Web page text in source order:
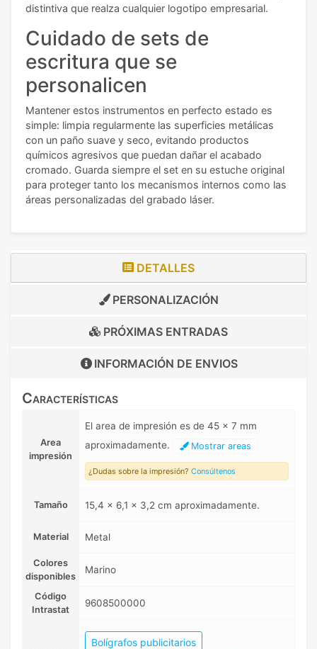
distintiva que realza cualquier logotipo empresarial.
Cuidado de sets de
escritura que se
personalicen
Mantener estos instrumentos en perfecto estado es
simple: limpia regularmente las superficies metálicas
con un paño suave y seco, evitando productos
químicos agresivos que puedan dañar el acabado
cromado. Guarda siempre el set en su estuche original
para proteger tanto los mecanismos internos como las
áreas personalizadas del grabado láser.
DETALLES
PERSONALIZACIÓN
PRÓXIMAS ENTRADAS
INFORMACIÓN DE ENVIOS
Características
Area
impresión
El area de impresión es de 45 x 7 mm
aproximadamente.
Mostrar areas
¿Dudas sobre la impresión? Consúltenos
Tamaño 15,4 x 6,1 x 3,2 cm aproximadamente.
Material Metal
Colores
disponibles
Marino
Código
Intrastat
9608500000
Bolígrafos publicitarios